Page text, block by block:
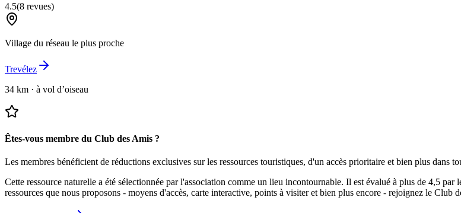
4.5(8 revues)
Village du réseau le plus proche
Trevélez
34 km · à vol d’oiseau
Êtes-vous membre du Club des Amis ?
Les membres bénéficient de réductions exclusives sur les ressources touristiques, d'un accès prioritaire et bien plus dans
Cette ressource naturelle a été sélectionnée par l'association comme un lieu incontournable. Il est évalué à plus de 4,5 par
ressources que nous proposons - moyens d'accès, carte interactive, points à visiter et bien plus encore - rejoignez le Club